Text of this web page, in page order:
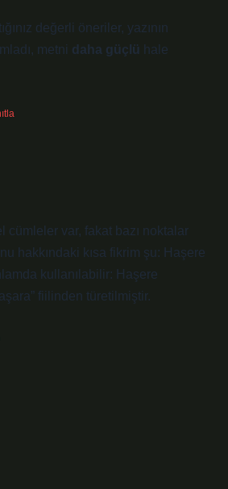
değerli öneriler, yazının
metni daha güçlü hale
cümleler var, fakat bazı noktalar
hakkındaki kısa fikrim şu: Haşere
kullanılabilir: Haşere
fiilinden türetilmiştir.